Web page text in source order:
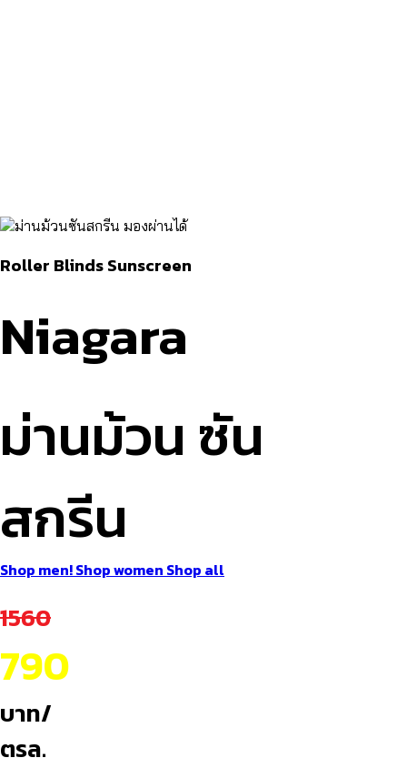
Roller Blinds Sunscreen
Niagara
ม่านม้วน ซัน
สกรีน
Shop men!Shop women Shop all
1560
790
บาท/
ตรล.